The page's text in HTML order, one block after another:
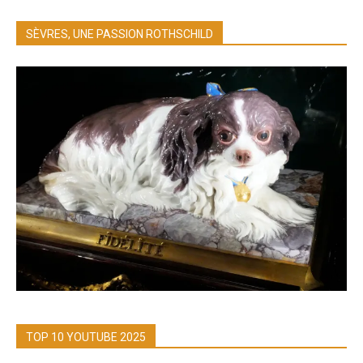
SÈVRES, UNE PASSION ROTHSCHILD
TOP 10 YOUTUBE 2025